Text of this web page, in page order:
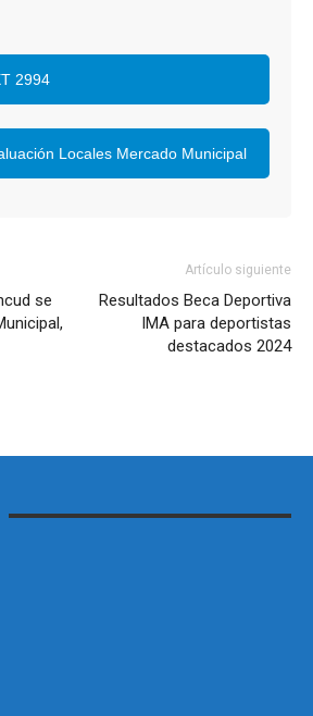
2994
Locales Mercado Municipal
se
Artículo siguiente
Resultados Beca Deportiva
IMA para deportistas
destacados 2024